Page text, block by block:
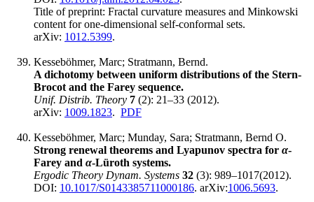
Title of preprint: Fractal curvature measures and Minkowski
content for one-dimensional self-conformal sets.
arXiv: 1012.5399.
Kesseböhmer, Marc; Stratmann, Bernd.
A dichotomy between uniform distributions of the Stern-
Brocot and the Farey sequence.
Unif. Distrib. Theory 7 (2): 21–33 (2012).
arXiv: 1009.1823. PDF
Kesseböhmer, Marc; Munday, Sara; Stratmann, Bernd O.
Strong renewal theorems and Lyapunov spectra for α-
Farey and α-Lüroth systems.
Ergodic Theory Dynam. Systems 32 (3): 989‍–1017(2012).
DOI: 10.1017/S0143385711000186. arXiv:1006.5693.